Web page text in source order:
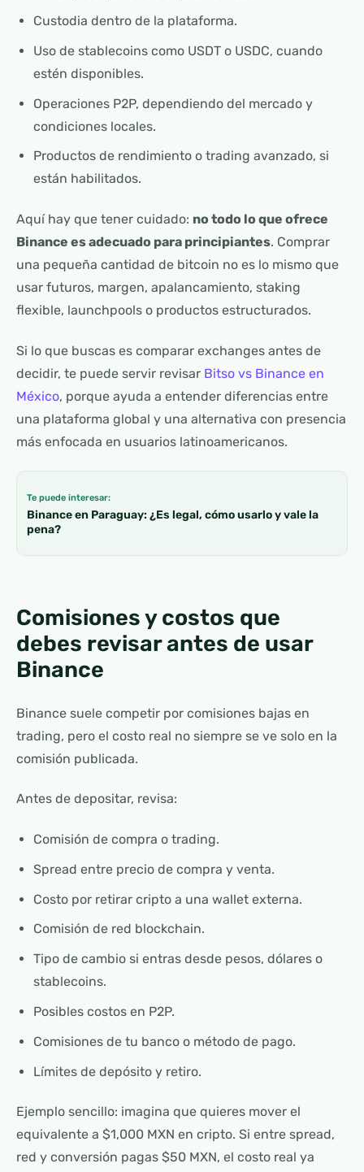
Custodia dentro de la plataforma.
Uso de stablecoins como USDT o USDC, cuando
estén disponibles.
Operaciones P2P, dependiendo del mercado y
condiciones locales.
Productos de rendimiento o trading avanzado, si
están habilitados.
Aquí hay que tener cuidado: no todo lo que ofrece
Binance es adecuado para principiantes. Comprar
una pequeña cantidad de bitcoin no es lo mismo que
usar futuros, margen, apalancamiento, staking
flexible, launchpools o productos estructurados.
Si lo que buscas es comparar exchanges antes de
decidir, te puede servir revisar Bitso vs Binance en
México, porque ayuda a entender diferencias entre
una plataforma global y una alternativa con presencia
más enfocada en usuarios latinoamericanos.
Te puede interesar:
Binance en Paraguay: ¿Es legal, cómo usarlo y vale la
pena?
Comisiones y costos que
debes revisar antes de usar
Binance
Binance suele competir por comisiones bajas en
trading, pero el costo real no siempre se ve solo en la
comisión publicada.
Antes de depositar, revisa:
Comisión de compra o trading.
Spread entre precio de compra y venta.
Costo por retirar cripto a una wallet externa.
Comisión de red blockchain.
Tipo de cambio si entras desde pesos, dólares o
stablecoins.
Posibles costos en P2P.
Comisiones de tu banco o método de pago.
Límites de depósito y retiro.
Ejemplo sencillo: imagina que quieres mover el
equivalente a $1,000 MXN en cripto. Si entre spread,
red y conversión pagas $50 MXN, el costo real ya